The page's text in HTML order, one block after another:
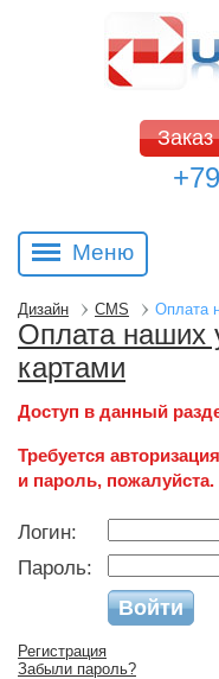
Меню
Дизайн CMS Оплата
Оплата наших
картами
Доступ в данный
Требуется
и пароль, пожалуйста.
Логин:
Пароль:
Регистрация
Забыли пароль?